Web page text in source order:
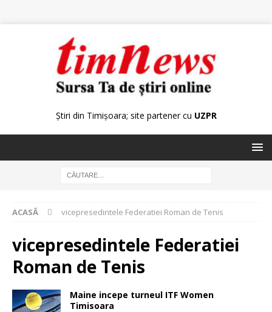
Știri din Timișoara; site partener cu UZPR
ACASĂ vicepresedintele Federatiei Roman de Tenis
vicepresedintele Federatiei
Roman de Tenis
Maine incepe turneul ITF Women
Timisoara